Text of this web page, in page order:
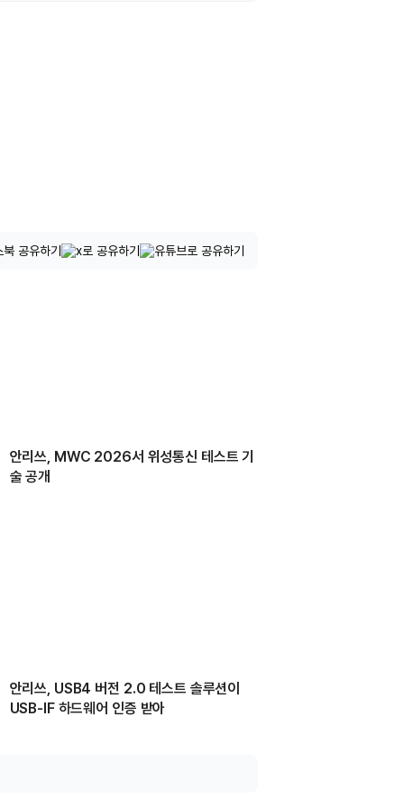
안리쓰, MWC 2026서 위성통신 테스트 기
술 공개
안리쓰, USB4 버전 2.0 테스트 솔루션이
USB-IF 하드웨어 인증 받아